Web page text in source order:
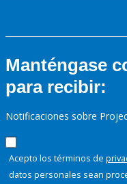
Manténgase
para recibir:
Notificaciones sobre
Acepto los términos de
datos personales sean